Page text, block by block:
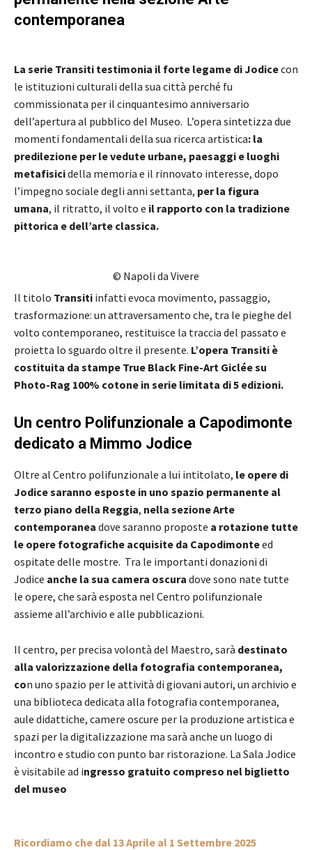
contemporanea
La serie Transiti testimonia il forte legame di Jodicecon
le istituzioni culturali della sua città perché fu
commissionata per il cinquantesimo anniversario
dell’apertura al pubblico del Museo. L’opera sintetizza due
momenti fondamentali della sua ricerca artistica: la
predilezione per le vedute urbane, paesaggi e luoghi
metafisicidella memoria e il rinnovato interesse, dopo
l’impegno sociale degli anni settanta, per la figura
umana, il ritratto, il volto e il rapporto con la tradizione
pittorica e dell’arte classica.
© Napoli da Vivere
Il titolo Transiti infatti evoca movimento, passaggio,
trasformazione: un attraversamento che, tra le pieghe del
volto contemporaneo, restituisce la traccia del passato e
proietta lo sguardo oltre il presente. L’opera Transiti è
costituita da stampe True Black Fine-Art Giclée su
Photo-Rag 100% cotone in serie limitata di 5 edizioni.
Un centro Polifunzionale a Capodimonte
dedicato a Mimmo Jodice
Oltre al Centro polifunzionale a lui intitolato, le opere di
Jodice saranno esposte in uno spazio permanente al
terzo piano della Reggia, nella sezione Arte
contemporanea dove saranno proposte a rotazione tutte
le opere fotografiche acquisite da Capodimonteed
ospitate delle mostre. Tra le importanti donazioni di
Jodice anche la sua camera oscura dove sono nate tutte
le opere, che sarà esposta nel Centro polifunzionale
assieme all’archivio e alle pubblicazioni.
Il centro, per precisa volontà del Maestro, sarà destinato
alla valorizzazione della fotografia contemporanea,
con uno spazio per le attività di giovani autori, un archivio e
una biblioteca dedicata alla fotografia contemporanea,
aule didattiche, camere oscure per la produzione artistica e
spazi per la digitalizzazione ma sarà anche un luogo di
incontro e studio con punto bar ristorazione. La Sala Jodice
è visitabile ad ingresso gratuito compreso nel biglietto
del museo
Ricordiamo che dal 13 Aprile al 1 Settembre 2025